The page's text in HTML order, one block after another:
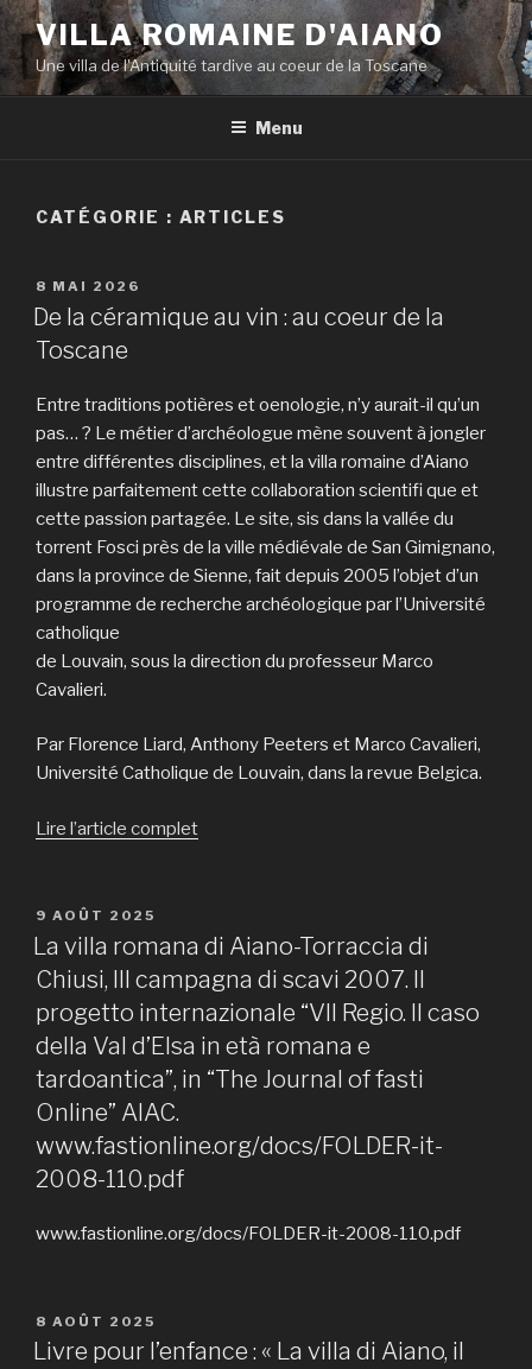
Aller
contenu
principal
VILLA ROMAINE D'AIANO
Une villa de l'Antiquité tardive au coeur de la Toscane
Menu
CATÉGORIE : ARTICLES
PUBLIÉ
LE
8 MAI 2026
De la céramique au vin : au coeur de la
Toscane
Entre traditions potières et oenologie, n’y aurait-il qu’un
pas… ? Le métier d’archéologue mène souvent à jongler
entre différentes disciplines, et la villa romaine d’Aiano
illustre parfaitement cette collaboration scientifi que et
cette passion partagée. Le site, sis dans la vallée du
torrent Fosci près de la ville médiévale de San Gimignano,
dans la province de Sienne, fait depuis 2005 l’objet d’un
programme de recherche archéologique par l’Université
catholique
de Louvain, sous la direction du professeur Marco
Cavalieri.
Par Florence Liard, Anthony Peeters et Marco Cavalieri,
Université Catholique de Louvain, dans la revue Belgica.
Lire l’article complet
PUBLIÉ
LE
9 AOÛT 2025
La villa romana di Aiano-Torraccia di
Chiusi, III campagna di scavi 2007. Il
progetto internazionale “VII Regio. Il caso
della Val d’Elsa in età romana e
tardoantica”, in “The Journal of fasti
Online” AIAC.
www.fastionline.org/docs/FOLDER-it-
2008-110.pdf
www.fastionline.org/docs/FOLDER-it-2008-110.pdf
PUBLIÉ
LE
8 AOÛT 2025
Livre pour l’enfance : « La villa di Aiano, il